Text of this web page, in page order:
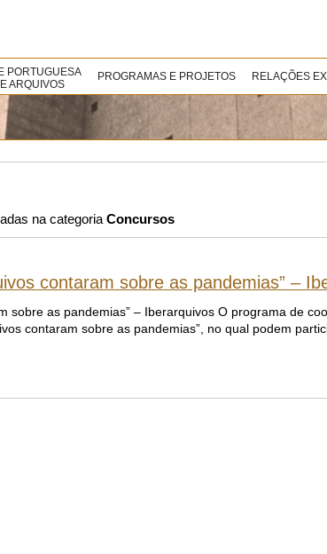
PORTUGUESA
ARQUIVOS
PROGRAMAS E PROJETOS RELAÇÕES
na categoria Concursos
contaram sobre as pandemias” –
sobre as pandemias” – Iberarquivos O programa de
contaram sobre as pandemias”, no qual podem